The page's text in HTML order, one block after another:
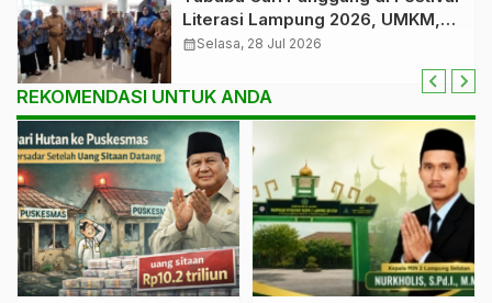
Literasi Lampung 2026, UMKM,
Naskah Kuno hingga Sketsa
calendar_monthSelasa, 28 Jul 2026
REKOMENDASI UNTUK ANDA